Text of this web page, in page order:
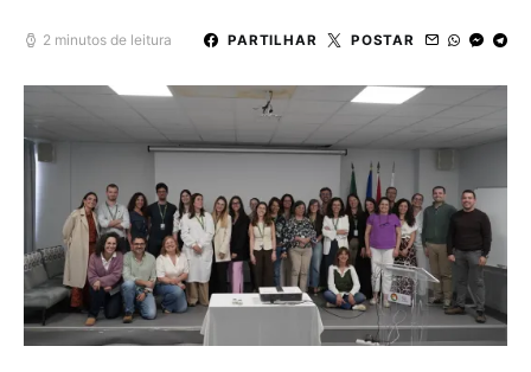
2 minutos de leitura PARTILHAR POSTAR